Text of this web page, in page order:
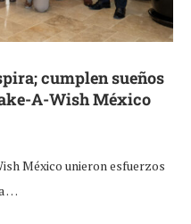
cumplen sueños
A-Wish México
México unieron esfuerzos
…